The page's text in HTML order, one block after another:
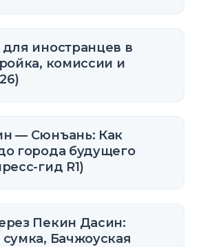
для иностранцев в
комиссии и
— Сюнъань: Как
города будущего
гид R1)
Пекин Дасин:
сумка, Бачжоуская